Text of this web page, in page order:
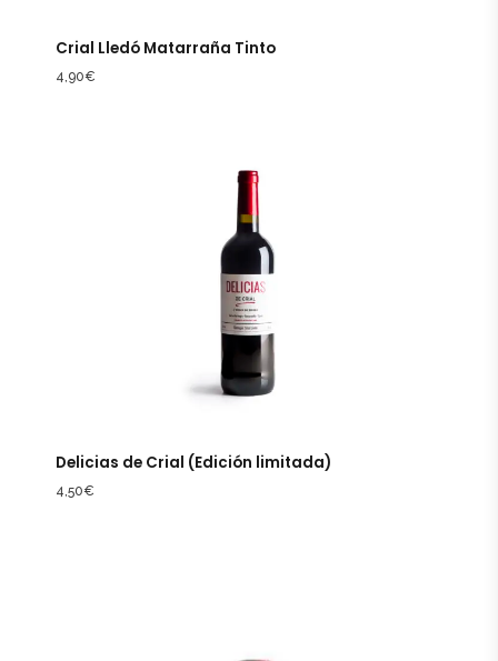
Crial Lledó Matarraña Tinto
4,90€
Delicias de Crial (Edición limitada)
4,50€